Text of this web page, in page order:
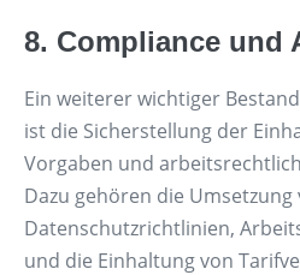
8. Compliance und
Ein weiterer wichtiger
ist die Sicherstellung der
Vorgaben und
Dazu gehören die Umsetzung
Datenschutzrichtlinien,
und die Einhaltung von